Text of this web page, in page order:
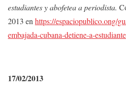
estudiantes y abofetea a periodista.
2013 en https://espaciopublico.ong/
embajada-cubana-detiene-a-
17/02/2013